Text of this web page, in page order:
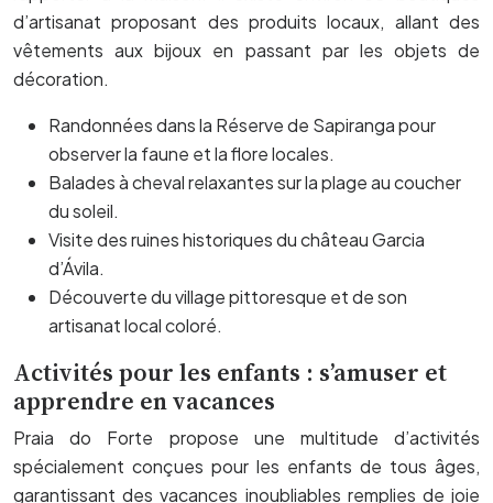
d’artisanat proposant des produits locaux, allant des
vêtements aux bijoux en passant par les objets de
décoration.
Randonnées dans la Réserve de Sapiranga pour
observer la faune et la flore locales.
Balades à cheval relaxantes sur la plage au coucher
du soleil.
Visite des ruines historiques du château Garcia
d’Ávila.
Découverte du village pittoresque et de son
artisanat local coloré.
Activités pour les enfants : s’amuser et
apprendre en vacances
Praia do Forte propose une multitude d’activités
spécialement conçues pour les enfants de tous âges,
garantissant des vacances inoubliables remplies de joie